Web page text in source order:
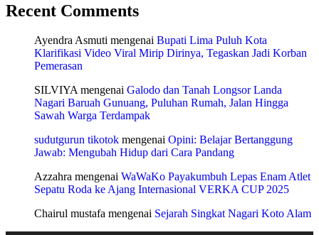
Recent Comments
Ayendra Asmuti mengenai Bupati Lima Puluh Kota
Klarifikasi Video Viral Mirip Dirinya, Tegaskan Jadi Korban
Pemerasan
SILVIYAmengenai Galodo dan Tanah Longsor Landa
Nagari Baruah Gunuang, Puluhan Rumah, Jalan Hingga
Sawah Warga Terdampak
sudutgurun tikotok mengenai Opini: Belajar Bertanggung
Jawab: Mengubah Hidup dari Cara Pandang
Azzahra mengenai WaWaKo Payakumbuh Lepas Enam Atlet
Sepatu Roda ke Ajang Internasional VERKA CUP 2025
Chairul mustafa mengenai Sejarah Singkat Nagari Koto Alam